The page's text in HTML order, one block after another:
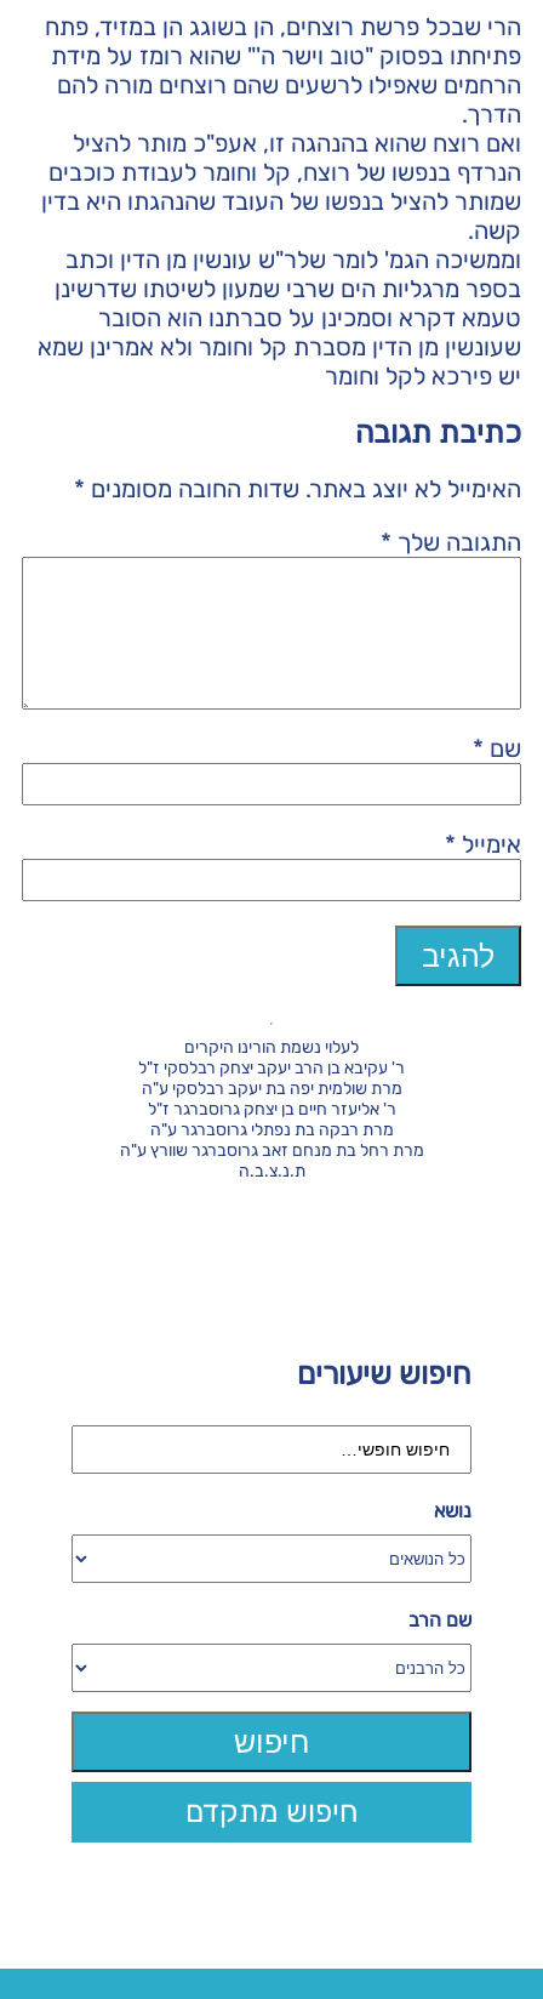
הרי שבכל פרשת רוצחים, הן בשוגג הן במזיד, פתח
פתיחתו בפסוק "טוב וישר ה'" שהוא רומז על מידת
הרחמים שאפילו לרשעים שהם רוצחים מורה להם
הדרך.
ואם רוצח שהוא בהנהגה זו, אעפ"כ מותר להציל
הנרדף בנפשו של רוצח, קל וחומר לעבודת כוכבים
שמותר להציל בנפשו של העובד שהנהגתו היא בדין
קשה.
וממשיכה הגמ' לומר שלר"ש עונשין מן הדין וכתב
בספר מרגליות הים שרבי שמעון לשיטתו שדרשינן
טעמא דקרא וסמכינן על סברתנו הוא הסובר
שעונשין מן הדין מסברת קל וחומר ולא אמרינן שמא
יש פירכא לקל וחומר
כתיבת תגובה
האימייל לא יוצג באתר. שדות החובה מסומנים *
התגובה שלך *
שם *
אימייל *
חיפוש שיעורים
נושא
שם הרב
חיפוש מתקדם
לעלוי נשמת הורינו היקרים
ר' עקיבא בן הרב יעקב יצחק רבלסקי ז"ל
מרת שולמית יפה בת יעקב רבלסקי ע"ה
ר' אליעזר חיים בן יצחק גרוסברגר ז"ל
מרת רבקה בת נפתלי גרוסברגר ע"ה
מרת רחל בת מנחם זאב גרוסברגר שוורץ ע"ה
ת.נ.צ.ב.ה